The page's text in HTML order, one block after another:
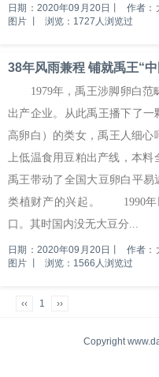
日期：2020年09月20日 作者：
图片
浏览：1727人浏览过
38年风雨兼程 铺就禹王“
1979年，禹王涉脚卵白范
出产企业。从此禹王播下了一
高卵白）的类女，禹王人细
上低温食用豆粕出产线，本
禹王带动了全国大豆卵白平易
类植财产的兴起。 1990年
口。其时国内没无大豆分...
日期：2020年09月20日 作者：
图片
浏览：1566人浏览过
‹‹ 1 ››
Copyright